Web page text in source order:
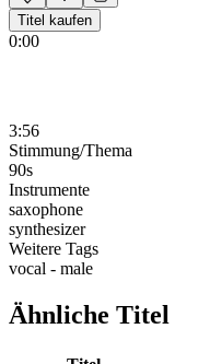
Titel kaufen
0:00
3:56
Stimmung/Thema
90s
Instrumente
saxophone
synthesizer
Weitere Tags
vocal - male
Ähnliche Titel